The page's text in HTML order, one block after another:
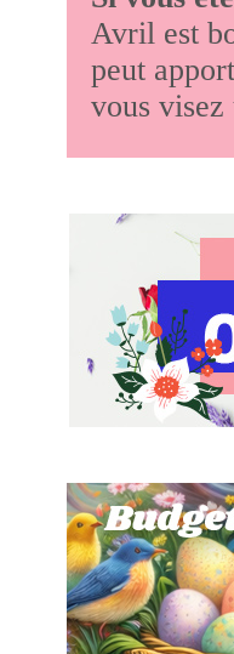
Avril est
peut
vous visez